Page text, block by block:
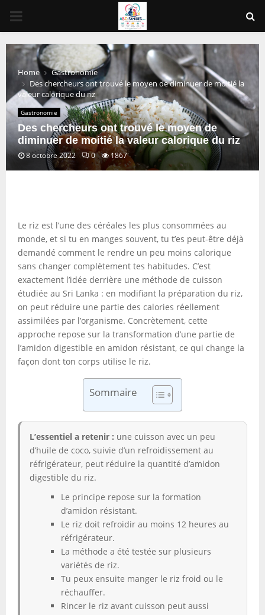
PRIMARY
MENU
Home
Gastronomie
Des chercheurs ont trouvé le moyen de diminuer de moitié la
valeur calorique du riz
Gastronomie
Des chercheurs ont trouvé le moyen de
diminuer de moitié la valeur calorique du riz
8 octobre 2022 0 1867
Le riz est l’une des céréales les plus consommées au
monde, et si tu en manges souvent, tu t’es peut-être déjà
demandé comment le rendre un peu moins calorique
sans changer complètement tes habitudes. C’est
exactement l’idée derrière une méthode de cuisson
étudiée au Sri Lanka : en modifiant la préparation du riz,
on peut réduire une partie des calories réellement
assimilées par l’organisme. Concrètement, cette
approche repose sur la transformation d’une partie de
l’amidon digestible en amidon résistant, ce qui change la
façon dont ton corps utilise le riz.
Sommaire
L’essentiel a retenir : une cuisson avec un peu
d’huile de coco, suivie d’un refroidissement au
réfrigérateur, peut réduire la quantité d’amidon
digestible du riz.
Le principe repose sur la formation
d’amidon résistant.
Le riz doit refroidir au moins 12 heures au
réfrigérateur.
La méthode a été testée sur plusieurs
variétés de riz.
Tu peux ensuite manger le riz froid ou le
réchauffer.
Rincer le riz avant cuisson peut aussi